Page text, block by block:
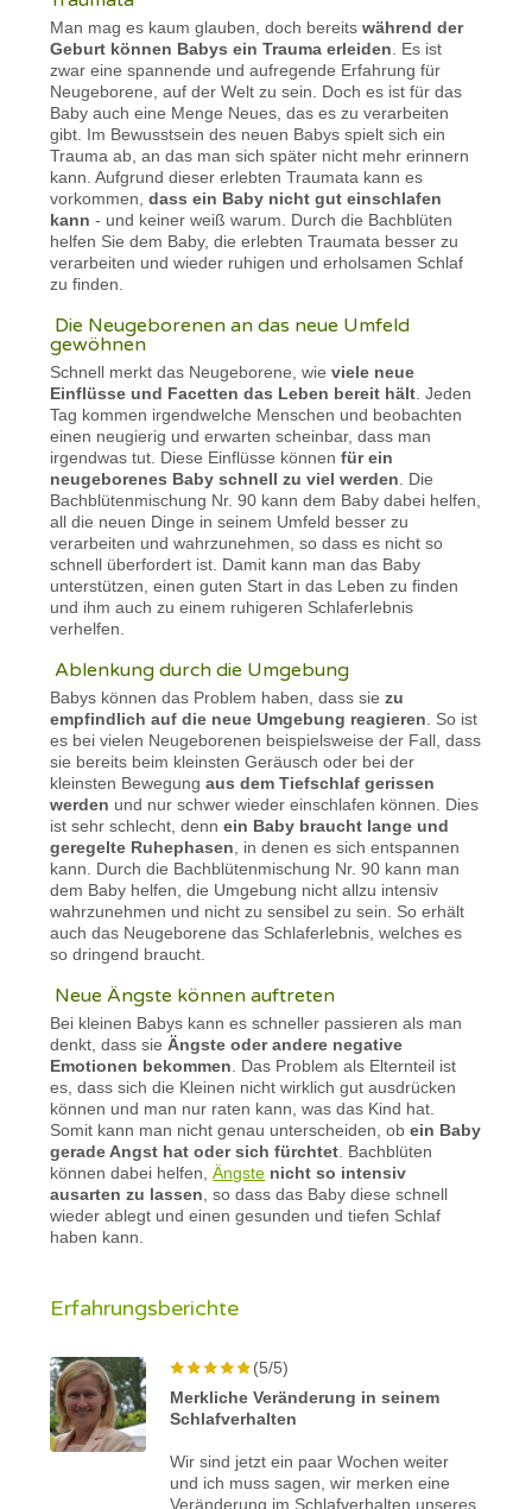
Man mag es kaum glauben, doch bereitswährend der
Geburt können Babys ein Trauma erleiden . Es ist
zwar eine spannende und aufregende Erfahrung für
Neugeborene, auf der Welt zu sein. Doch es ist für das
Baby auch eine Menge Neues, das es zu verarbeiten
gibt. Im Bewusstsein des neuen Babys spielt sich ein
Trauma ab, an das man sich später nicht mehr erinnern
kann. Aufgrund dieser erlebten Traumata kann es
vorkommen,dass ein Baby nicht gut einschlafen
kann - und keiner weiß warum. Durch die Bachblüten
helfen Sie dem Baby, die erlebten Traumata besser zu
verarbeiten und wieder ruhigen und erholsamen Schlaf
zu finden.
Die Neugeborenen an das neue Umfeld
gewöhnen
Schnell merkt das Neugeborene, wieviele neue
Einflüsse und Facetten das Leben bereit hält . Jeden
Tag kommen irgendwelche Menschen und beobachten
einen neugierig und erwarten scheinbar, dass man
irgendwas tut. Diese Einflüsse könnenfür ein
neugeborenes Baby schnell zu viel werden . Die
Bachblütenmischung Nr. 90 kann dem Baby dabei helfen,
all die neuen Dinge in seinem Umfeld besser zu
verarbeiten und wahrzunehmen, so dass es nicht so
schnell überfordert ist. Damit kann man das Baby
unterstützen, einen guten Start in das Leben zu finden
und ihm auch zu einem ruhigeren Schlaferlebnis
verhelfen.
Ablenkung durch die Umgebung
Babys können das Problem haben, dass siezu
empfindlich auf die neue Umgebung reagieren . So ist
es bei vielen Neugeborenen beispielsweise der Fall, dass
sie bereits beim kleinsten Geräusch oder bei der
kleinsten Bewegungaus dem Tiefschlaf gerissen
werden und nur schwer wieder einschlafen können. Dies
ist sehr schlecht, dennein Baby braucht lange und
geregelte Ruhephasen , in denen es sich entspannen
kann. Durch die Bachblütenmischung Nr. 90 kann man
dem Baby helfen, die Umgebung nicht allzu intensiv
wahrzunehmen und nicht zu sensibel zu sein. So erhält
auch das Neugeborene das Schlaferlebnis, welches es
so dringend braucht.
Neue Ängste können auftreten
Bei kleinen Babys kann es schneller passieren als man
denkt, dass sie Ängste oder andere negative
Emotionen bekommen . Das Problem als Elternteil ist
es, dass sich die Kleinen nicht wirklich gut ausdrücken
können und man nur raten kann, was das Kind hat.
Somit kann man nicht genau unterscheiden, obein Baby
gerade Angst hat oder sich fürchtet . Bachblüten
können dabei helfen,Ängste nicht so intensiv
ausarten zu lassen , so dass das Baby diese schnell
wieder ablegt und einen gesunden und tiefen Schlaf
haben kann.
Erfahrungsberichte
(5/5)
Merkliche Veränderung in seinem
Schlafverhalten
Wir sind jetzt ein paar Wochen weiter
und ich muss sagen, wir merken eine
Veränderung im Schlafverhalten unseres